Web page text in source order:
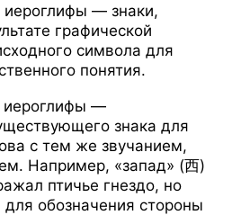
— знаки,
графической
символа для
понятия.
иероглифы —
знака для
с тем же звучанием,
Например, «запад» (西)
птичье гнездо, но
обозначения стороны